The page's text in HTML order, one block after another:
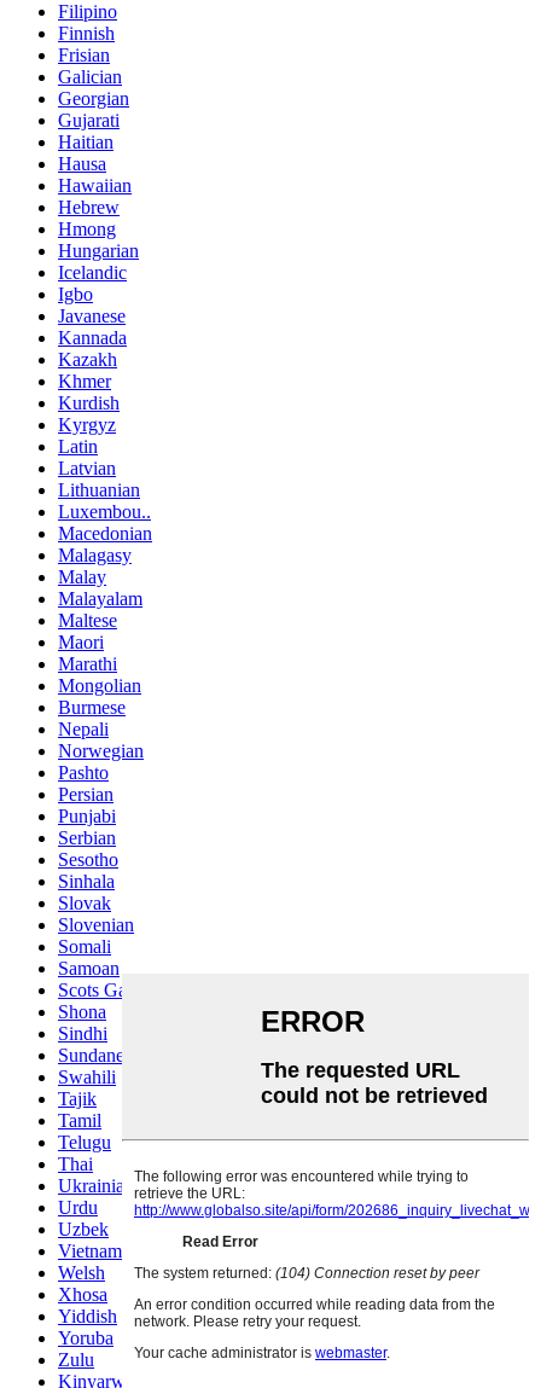
Filipino
Finnish
Frisian
Galician
Georgian
Gujarati
Haitian
Hausa
Hawaiian
Hebrew
Hmong
Hungarian
Icelandic
Igbo
Javanese
Kannada
Kazakh
Khmer
Kurdish
Kyrgyz
Latin
Latvian
Lithuanian
Luxembou..
Macedonian
Malagasy
Malay
Malayalam
Maltese
Maori
Marathi
Mongolian
Burmese
Nepali
Norwegian
Pashto
Persian
Punjabi
Serbian
Sesotho
Sinhala
Slovak
Slovenian
Somali
Samoan
Scots Gaelic
Shona
Sindhi
Sundanese
Swahili
Tajik
Tamil
Telugu
Thai
Ukrainian
Urdu
Uzbek
Vietnamese
Welsh
Xhosa
Yiddish
Yoruba
Zulu
Kinyarwanda